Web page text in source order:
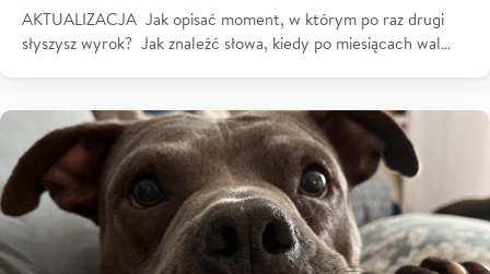
AKTUALIZACJA Jak opisać moment, w którym po raz drugi
słyszysz wyrok? Jak znaleźć słowa, kiedy po miesiącach wal…